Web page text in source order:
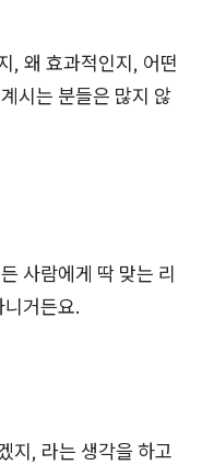
, 왜 효과적인지, 어떤
시는 분들은 많지 않
사람에게 딱 맞는 리
거든요.
지, 라는 생각을 하고